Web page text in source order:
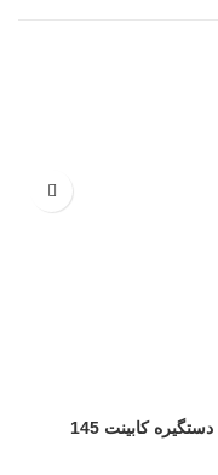
دستگیره کابینت 145